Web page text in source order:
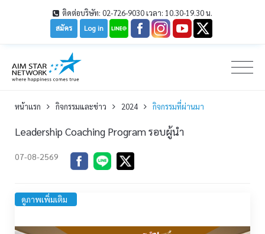
ติดต่อบริษัท: 02-726-9030 เวลา: 10.30-19.30 น.
Log in
สมัคร
หน้าเเรก กิจกรรมและข่าว 2024 กิจกรรมที่ผ่านมา
Leadership Coaching Program รอบผู้นำ
07-08-2569
ดูภาพเพิ่มเติม